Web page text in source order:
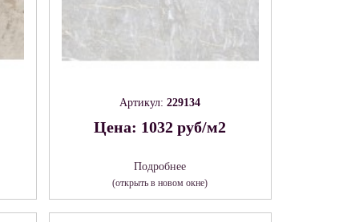
Артикул:229134
Цена: 1032 руб/м2
Подробнее
(открыть в новом окне)